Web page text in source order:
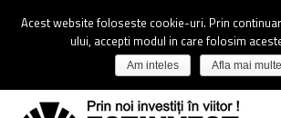
Acest website foloseste cookie-uri. Prin
ului, accepti modul in care folosim
Am inteles Afla mai multe